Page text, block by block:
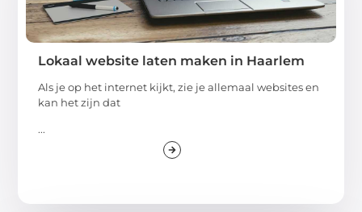
Lokaal website laten maken in Haarlem
Als je op het internet kijkt, zie je allemaal websites en
kan het zijn dat
...